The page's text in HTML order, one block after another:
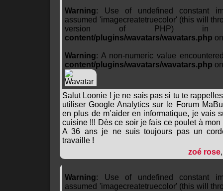
Warning: Use of undefined constant
assumed 'imagecreatetruecolor' (this will
version of PHP)
content/plugins/wavatars/wavatars.php
Warning: A non-numeric value
content/plugins/wavatars/wavatars.php
Salut Loonie ! je ne sais pas si tu te
utiliser Google Analytics sur le Forum
en plus de m’aider en informatique, je vais
cuisine !!! Dès ce soir je fais ce poulet à mon
A 36 ans je ne suis toujours pas un
travaille !
zoé rose
Warning: Use of undefined constant
assumed 'imagecreatetruecolor' (this will